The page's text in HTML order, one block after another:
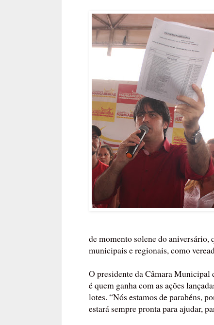
de momento solene do aniversário,
municipais e regionais, como
O presidente da Câmara Municipal
é quem ganha com as ações
lotes. “Nós estamos de parabéns,
estará sempre pronta para ajudar,